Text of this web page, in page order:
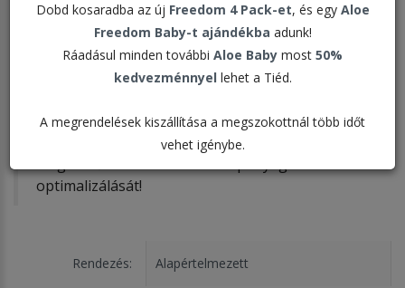
Dobd kosaradba az új Freedom 4 Pack-et, és egy Aloe
Freedom Baby-t ajándékba adunk!
Ráadásul minden további Aloe Baby most 50%
kedvezménnyel lehet a Tiéd.
A megrendelések kiszállítása a megszokottnál több időt
vehet igénybe.
Indítsd el saját wellness-utadat a DX4
csomagunkkal, egy négynapos programmal,
amely forradalmi étrend-kiegészítő termékek
kiegyensúlyozottabb életminőség lehetőségét,
elősegítve a telítettség érzetet, a szervezet
optimalizálását!
Rendezés: